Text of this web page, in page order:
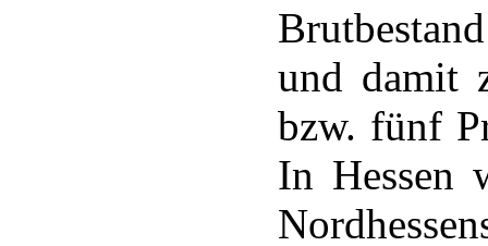
und damit
bzw. fünf
In Hessen